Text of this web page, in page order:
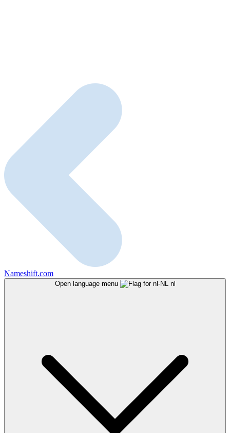
Nameshift.com
Open language menu nl